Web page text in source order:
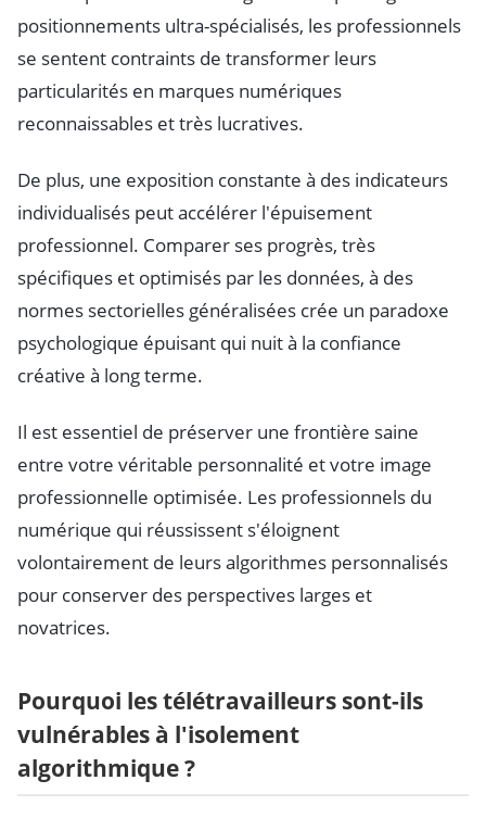
positionnements ultra-spécialisés, les professionnels
se sentent contraints de transformer leurs
particularités en marques numériques
reconnaissables et très lucratives.
De plus, une exposition constante à des indicateurs
individualisés peut accélérer l'épuisement
professionnel. Comparer ses progrès, très
spécifiques et optimisés par les données, à des
normes sectorielles généralisées crée un paradoxe
psychologique épuisant qui nuit à la confiance
créative à long terme.
Il est essentiel de préserver une frontière saine
entre votre véritable personnalité et votre image
professionnelle optimisée. Les professionnels du
numérique qui réussissent s'éloignent
volontairement de leurs algorithmes personnalisés
pour conserver des perspectives larges et
novatrices.
Pourquoi les télétravailleurs sont-ils
vulnérables à l'isolement
algorithmique ?